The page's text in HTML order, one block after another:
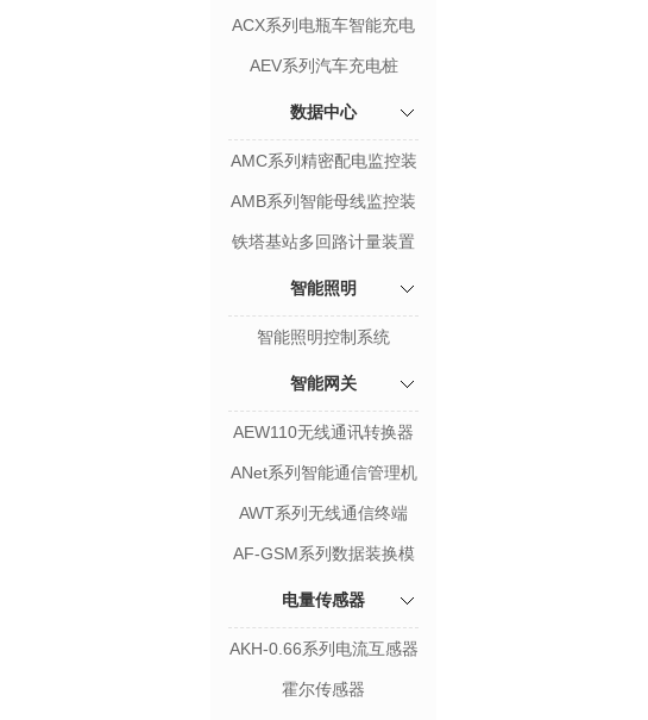
ACX系列电瓶车智能充电
AEV系列汽车充电桩
数据中心
AMC系列精密配电监控装
置
AMB系列智能母线监控装
铁塔基站多回路计量装置
智能照明
智能照明控制系统
智能网关
AEW110无线通讯转换器
ANet系列智能通信管理机
AWT系列无线通信终端
AF-GSM系列数据装换模
电量传感器
AKH-0.66系列电流互感器
霍尔传感器